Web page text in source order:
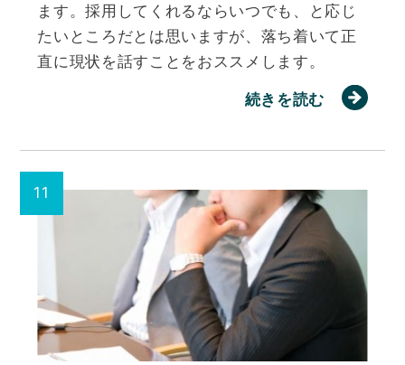
ます。採用してくれるならいつでも、と応じ
たいところだとは思いますが、落ち着いて正
直に現状を話すことをおススメします。
続きを読む